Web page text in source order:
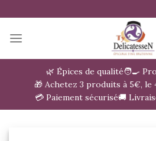
au
contenu
🌿 Épices de qualité🧑‍🍳
🎁 Achetez 3 produits à 5€, le
💳 Paiement sécurisé🚚